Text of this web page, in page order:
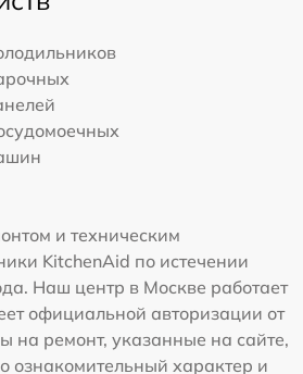
и техническим
KitchenAid по истечении
Наш центр в Москве работает
официальной авторизации от
на ремонт, указанные на сайте,
ознакомительный характер и